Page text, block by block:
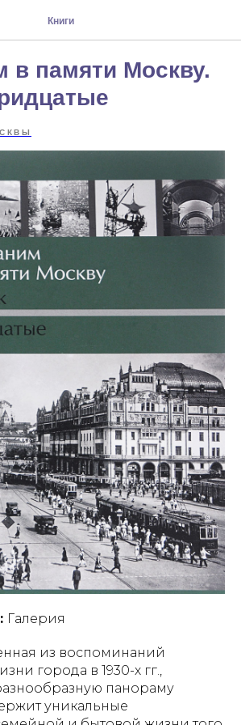
Книги
в памяти Москву.
Галерия
из воспоминаний
города в 1930-х гг.,
панораму
уникальные